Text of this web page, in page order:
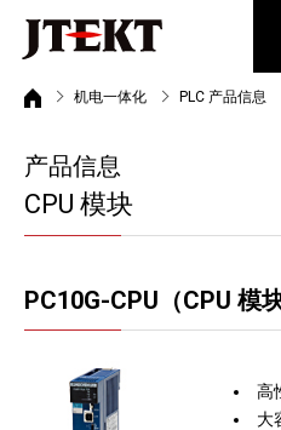
机电一体化 PLC 产品信息
产品信息
CPU 模块
PC10G-CPU（CPU 模块
高
大